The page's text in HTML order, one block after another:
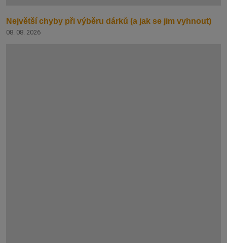
Největší chyby při výběru dárků (a jak se jim vyhnout)
08. 08. 2026